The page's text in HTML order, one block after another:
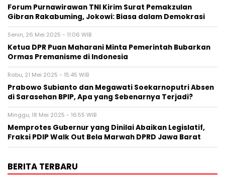
Penyimpanan Data untuk Seluruh
Skenario di Ajang DTI Indonesia 2026,
Dukung Pengembangan AI di Asia
Tenggara
Jumat, 7 Agu 2026 - 04:14 WIB
Huawei Jadi Mitra bagi Ajang GSMA
M360 ASEAN 2026
Jumat, 7 Agu 2026 - 00:42 WIB
Pers Rilis
Cision Raih MarTech Breakthrough
Awards 2026 untuk Pemantauan dan
Analisis Media Sosial, Distribusi Siaran
Kamis, 6 Agu 2026 - 17:00 WIB